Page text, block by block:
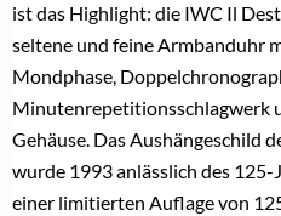
ist das Highlight: die IWC Il
seltene und feine Armbanduhr
Mondphase,
Minutenrepetitionsschlagwerk
Gehäuse. Das Aushängeschild
wurde 1993 anlässlich des
einer limitierten Auflage von